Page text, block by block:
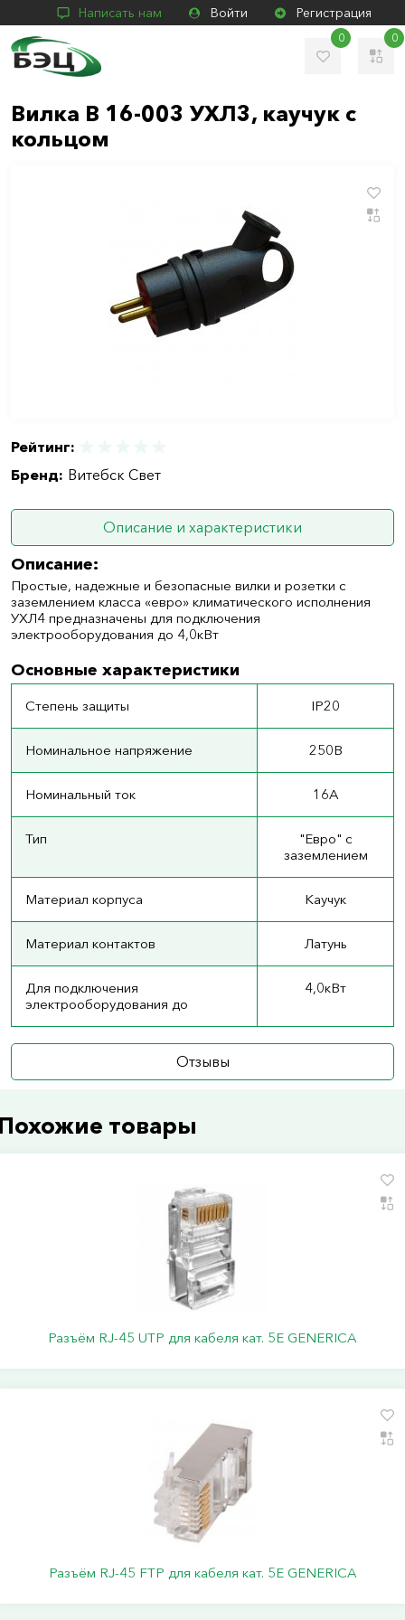
Написать нам Войти Регистрация
0 0
Вилка В 16-003 УХЛ3, каучук с
кольцом
Рейтинг:
Бренд: Витебск Свет
Описание и характеристики
Описание:
Простые, надежные и безопасные вилки и розетки с
заземлением класса «евро» климатического исполнения
УХЛ4 предназначены для подключения
электрооборудования до 4,0кВт
Основные характеристики
Степень защиты IP20
Номинальное напряжение 250В
Номинальный ток 16А
Тип
"Евро" с
заземлением
Материал корпуса Каучук
Материал контактов Латунь
Для подключения
электрооборудования до
4,0кВт
Отзывы
товары
Разъём RJ-45 UTP для кабеля кат. 5Е GENERICA
Разъём RJ-45 FTP для кабеля кат. 5Е GENERICA